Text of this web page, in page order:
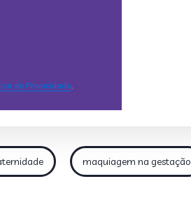
maquiagem na gestação